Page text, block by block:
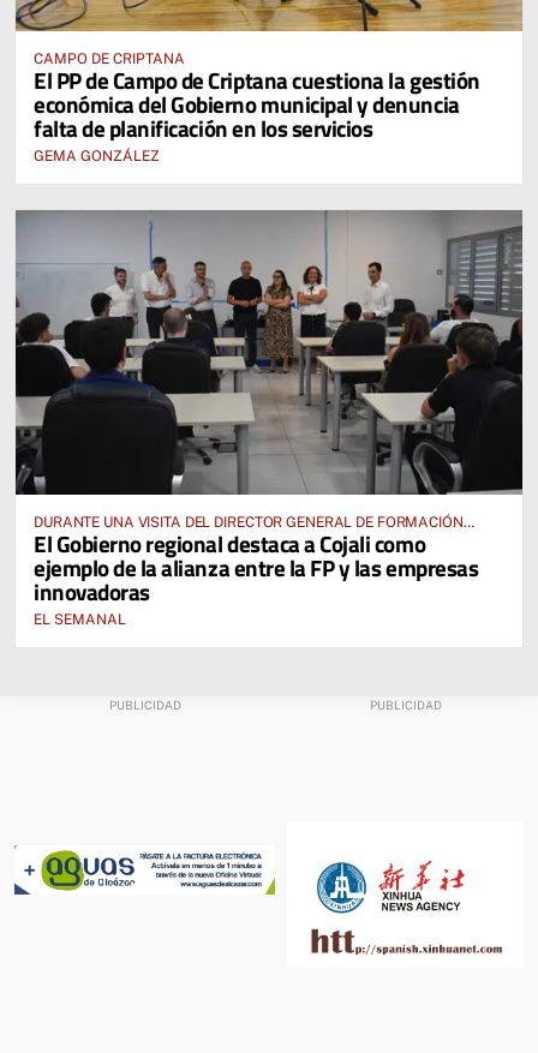
CAMPO DE CRIPTANA
El PP de Campo de Criptana cuestiona la gestión
económica del Gobierno municipal y denuncia
falta de planificación en los servicios
GEMA GONZÁLEZ
DURANTE UNA VISITA DEL DIRECTOR GENERAL DE FORMACIÓN
PROFESIONAL, JOSÉ RODRIGO CERRILLO
El Gobierno regional destaca a Cojali como
ejemplo de la alianza entre la FP y las empresas
innovadoras
EL SEMANAL